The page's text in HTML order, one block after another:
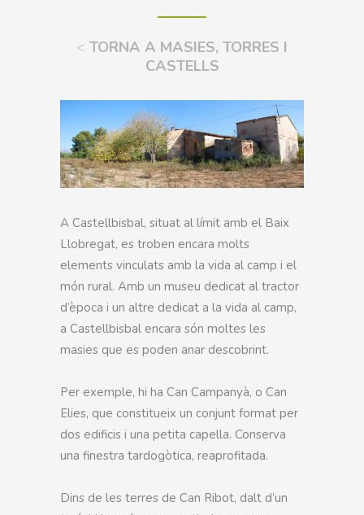
< TORNA A MASIES, TORRES I
CASTELLS
A Castellbisbal, situat al límit amb el Baix
Llobregat, es troben encara molts
elements vinculats amb la vida al camp i el
món rural. Amb un museu dedicat al tractor
d’època i un altre dedicat a la vida al camp,
a Castellbisbal encara són moltes les
masies que es poden anar descobrint.
Per exemple, hi ha Can Campanyà, o Can
Elies, que constitueix un conjunt format per
dos edificis i una petita capella. Conserva
una finestra tardogòtica, reaprofitada.
Dins de les terres de Can Ribot, dalt d’un